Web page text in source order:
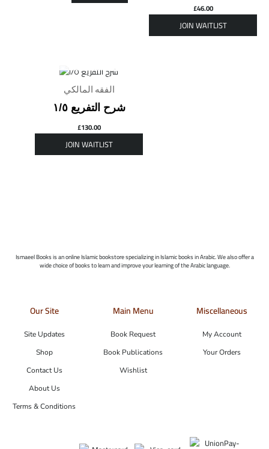
£46.00
الفقه المالكي
شرح التفريع ١/٥
£130.00
Ismaeel Books is an online Islamic bookstore specializing in Islamic books in Arabic. We also offer a
wide choice of books to learn and improve your learning of the Arabic language.
Our Site
Site Updates
Shop
Contact Us
About Us
Terms & Conditions
Main Menu
Book Request
Book Publications
Wishlist
Miscellaneous
My Account
Your Orders